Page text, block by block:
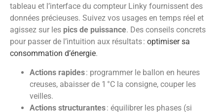
tableau et l’interface du compteur Linky fournissent des
données précieuses. Suivez vos usages en temps réel et
agissez sur les pics de puissance. Des conseils concrets
pour passer de l’intuition aux résultats : optimiser sa
consommation d’énergie.
Actions rapides: programmer le ballon en heures
creuses, abaisser de 1 °C la consigne, couper les
veilles.
Actions structurantes: équilibrer les phases (si